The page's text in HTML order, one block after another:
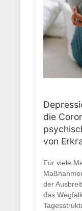
die
von
Für viele
der
das